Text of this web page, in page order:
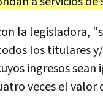
la legisladora,
los titulares
ingresos sean
veces el valor